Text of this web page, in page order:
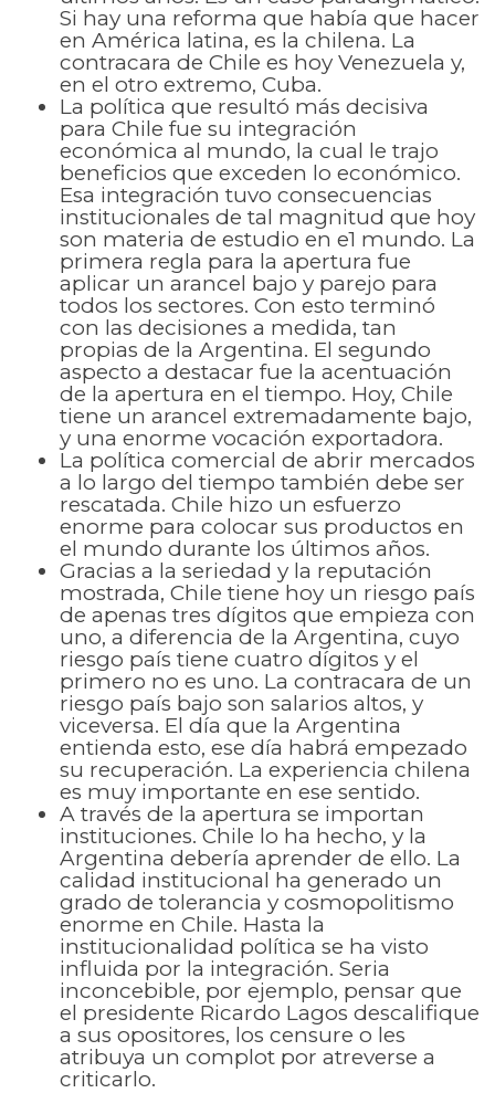
Si hay una reforma que había que hacer
en América latina, es la chilena. La
contracara de Chile es hoy Venezuela y,
en el otro extremo, Cuba.
La política que resultó más decisiva
para Chile fue su integración
económica al mundo, la cual le trajo
beneficios que exceden lo económico.
Esa integración tuvo consecuencias
institucionales de tal magnitud que hoy
son materia de estudio en e1 mundo. La
primera regla para la apertura fue
aplicar un arancel bajo y parejo para
todos los sectores. Con esto terminó
con las decisiones a medida, tan
propias de la Argentina. El segundo
aspecto a destacar fue la acentuación
de la apertura en el tiempo. Hoy, Chile
tiene un arancel extremadamente bajo,
y una enorme vocación exportadora.
La política comercial de abrir mercados
a lo largo del tiempo también debe ser
rescatada. Chile hizo un esfuerzo
enorme para colocar sus productos en
el mundo durante los últimos años.
Gracias a la seriedad y la reputación
mostrada, Chile tiene hoy un riesgo país
de apenas tres dígitos que empieza con
uno, a diferencia de la Argentina, cuyo
riesgo país tiene cuatro dígitos y el
primero no es uno. La contracara de un
riesgo país bajo son salarios altos, y
viceversa. El día que la Argentina
entienda esto, ese día habrá empezado
su recuperación. La experiencia chilena
es muy importante en ese sentido.
A través de la apertura se importan
instituciones. Chile lo ha hecho, y la
Argentina debería aprender de ello. La
calidad institucional ha generado un
grado de tolerancia y cosmopolitismo
enorme en Chile. Hasta la
institucionalidad política se ha visto
influida por la integración. Seria
inconcebible, por ejemplo, pensar que
el presidente Ricardo Lagos descalifique
a sus opositores, los censure o les
atribuya un complot por atreverse a
criticarlo.